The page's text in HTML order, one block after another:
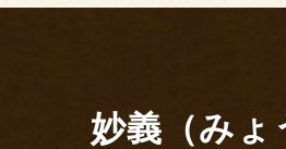
プ
妙義（みょ